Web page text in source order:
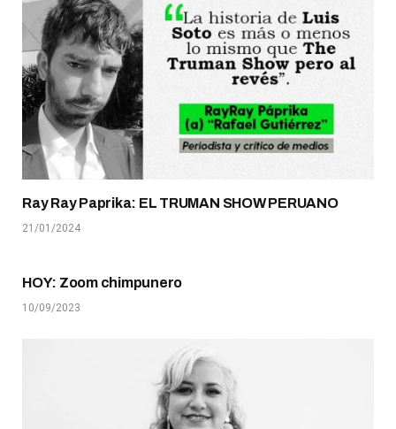
Ray Ray Paprika: EL TRUMAN SHOW PERUANO
21/01/2024
HOY: Zoom chimpunero
10/09/2023